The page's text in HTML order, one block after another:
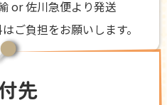
or 佐川急便より発送
ご負担をお願いします。
先